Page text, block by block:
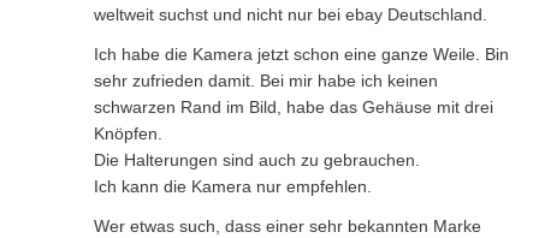
weltweit suchst und nicht nur bei ebay Deutschland.
Ich habe die Kamera jetzt schon eine ganze Weile. Bin
sehr zufrieden damit. Bei mir habe ich keinen
schwarzen Rand im Bild, habe das Gehäuse mit drei
Knöpfen.
Die Halterungen sind auch zu gebrauchen.
Ich kann die Kamera nur empfehlen.
Wer etwas such, dass einer sehr bekannten Marke